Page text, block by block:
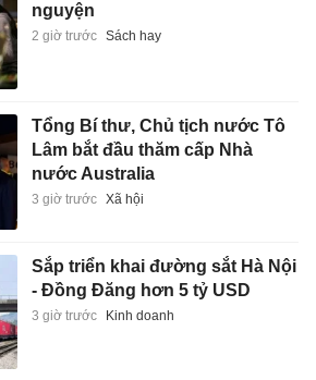
nguyện
2 giờ trước Sách hay
Tổng Bí thư, Chủ tịch nước Tô
Lâm bắt đầu thăm cấp Nhà
nước Australia
3 giờ trước Xã hội
Sắp triển khai đường sắt Hà Nội
- Đồng Đăng hơn 5 tỷ USD
3 giờ trước Kinh doanh